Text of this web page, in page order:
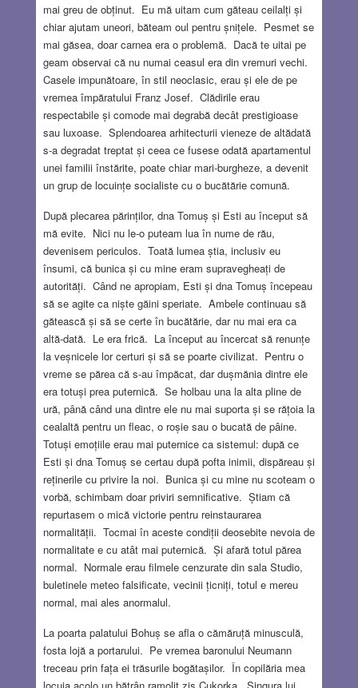
mai greu de obținut. Eu mă uitam cum găteau ceilalți și
chiar ajutam uneori, băteam oul pentru șnițele. Pesmet se
mai găsea, doar carnea era o problemă. Dacă te uitai pe
geam observai că nu numai ceasul era din vremuri vechi.
Casele impunătoare, în stil neoclasic, erau și ele de pe
vremea împăratului Franz Josef. Clădirile erau
respectabile și comode mai degrabă decât prestigioase
sau luxoase. Splendoarea arhitecturii vieneze de altădată
s-a degradat treptat și ceea ce fusese odată apartamentul
unei familii înstărite, poate chiar mari-burgheze, a devenit
un grup de locuințe socialiste cu o bucătărie comună.
După plecarea părinților, dna Tomuș și Esti au început să
mă evite. Nici nu le-o puteam lua în nume de rău,
devenisem periculos. Toată lumea știa, inclusiv eu
însumi, că bunica și cu mine eram supravegheați de
autorități. Când ne apropiam, Esti și dna Tomuș începeau
să se agite ca niște găini speriate. Ambele continuau să
gătească și să se certe în bucătărie, dar nu mai era ca
altă-dată. Le era frică. La început au încercat să renunțe
la veșnicele lor certuri și să se poarte civilizat. Pentru o
vreme se părea că s-au împăcat, dar dușmănia dintre ele
era totuși prea puternică. Se holbau una la alta pline de
ură, până când una dintre ele nu mai suporta și se rățoia la
cealaltă pentru un fleac, o roșie sau o bucată de pâine.
Totuși emoțiile erau mai puternice ca sistemul: după ce
Esti și dna Tomuș se certau după pofta inimii, dispăreau și
reținerile cu privire la noi. Bunica și cu mine nu scoteam o
vorbă, schimbam doar priviri semnificative. Știam că
repurtasem o mică victorie pentru reinstaurarea
normalității. Tocmai în aceste condiții deosebite nevoia de
normalitate e cu atât mai puternică. Și afară totul părea
normal. Normale erau filmele cenzurate din sala Studio,
buletinele meteo falsificate, vecinii țicniți, totul e mereu
normal, mai ales anormalul.
La poarta palatului Bohuș se afla o cămăruță minusculă,
fosta lojă a portarului. Pe vremea baronului Neumann
treceau prin fața ei trăsurile bogătașilor. În copilăria mea